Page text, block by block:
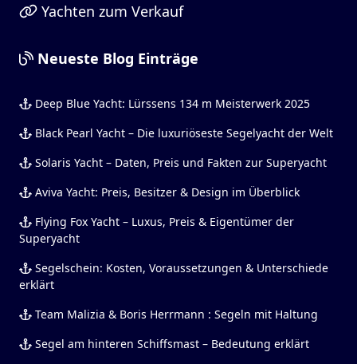
Yachten zum Verkauf
Neueste Blog Einträge
Deep Blue Yacht: Lürssens 134 m Meisterwerk 2025
Black Pearl Yacht – Die luxuriöseste Segelyacht der Welt
Solaris Yacht – Daten, Preis und Fakten zur Superyacht
Aviva Yacht: Preis, Besitzer & Design im Überblick
Flying Fox Yacht – Luxus, Preis & Eigentümer der
Superyacht
Segelschein: Kosten, Voraussetzungen & Unterschiede
erklärt
Team Malizia & Boris Herrmann : Segeln mit Haltung
Segel am hinteren Schiffsmast – Bedeutung erklärt